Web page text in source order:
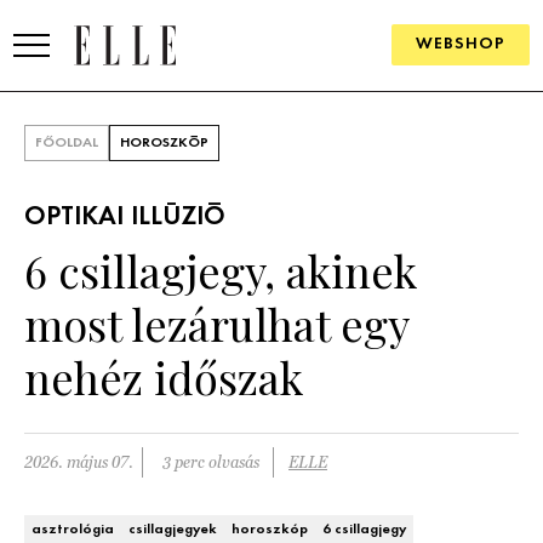
WEBSHOP
SZÉPSÉG
ÉLETMÓD
PÁRKAPCSOLAT
FŐOLDAL HOROSZKÓP
OPTIKAI ILLÚZIÓ
6 csillagjegy, akinek
most lezárulhat egy
nehéz időszak
2026. május 07. 3 perc olvasás ELLE
asztrológia csillagjegyek horoszkóp 6 csillagjegy